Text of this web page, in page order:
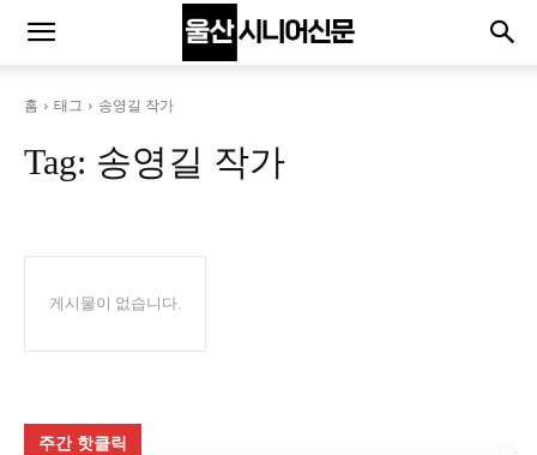
홈 태그 송영길 작가
Tag: 송영길 작가
게시물이 없습니다.
주간 핫클릭